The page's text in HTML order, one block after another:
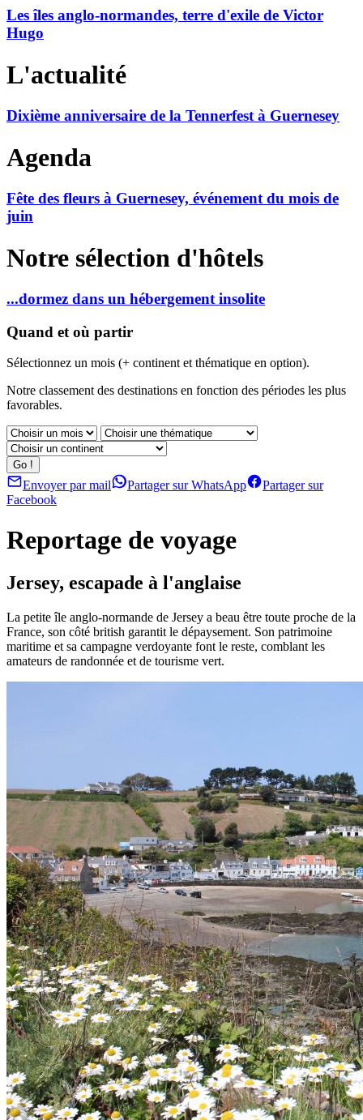
Les îles anglo-normandes, terre d'exile de Victor
Hugo
L'actualité
Dixième anniversaire de la Tennerfest à Guernesey
Agenda
Fête des fleurs à Guernesey, événement du mois de
juin
Notre sélection d'hôtels
...dormez dans un hébergement insolite
Quand et où partir
Sélectionnez un mois (+ continent et thématique en option).
Notre classement des destinations en fonction des périodes les plus
favorables.
Envoyer par mail Partager sur WhatsApp
Partager sur
Facebook
Reportage de voyage
Jersey, escapade à l'anglaise
La petite île anglo-normande de Jersey a beau être toute proche de la
France, son côté british garantit le dépaysement. Son patrimoine
maritime et sa campagne verdoyante font le reste, comblant les
amateurs de randonnée et de tourisme vert.